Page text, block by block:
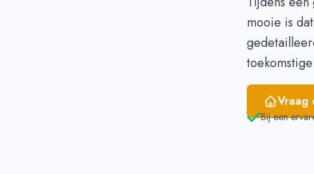
Juni
mooie is
Vraag
Bij een